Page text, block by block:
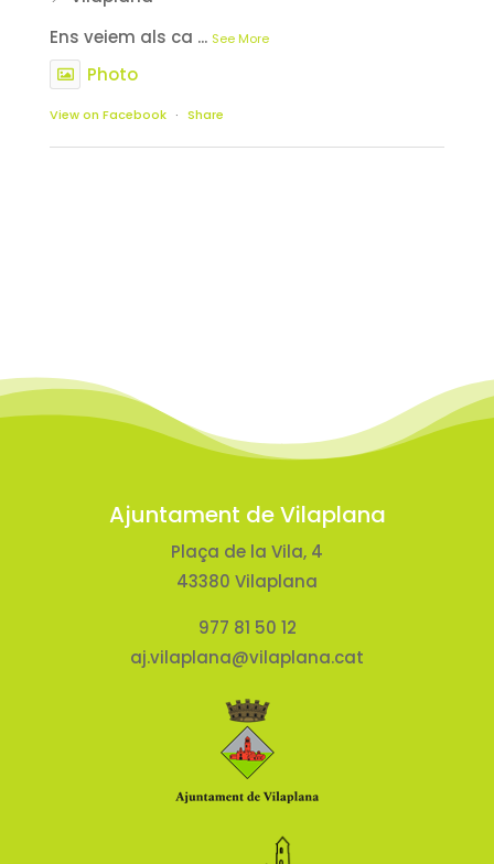
Ens veiem als ca ... See More
Photo
View on Facebook · Share
Ajuntament de Vilaplana
Plaça de la Vila, 4
43380 Vilaplana
977 81 50 12
aj.vilaplana@vilaplana.cat